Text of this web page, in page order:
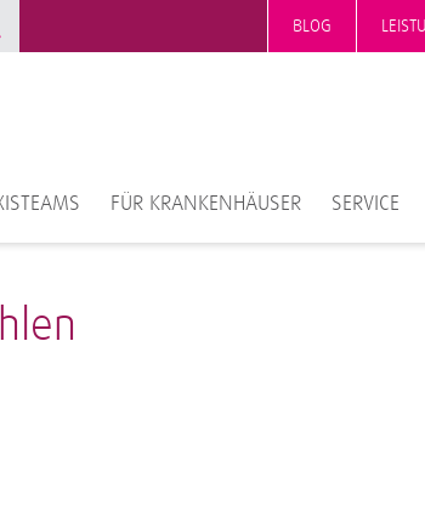
BLOG
FÜR KRANKENHÄUSER SERVICE